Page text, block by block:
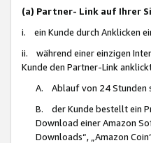
(a) Partner- Link auf Ihrer
i. ein Kunde durch Anklicken
ii. während einer einzigen
Kunde den Partner-Link
A. Ablauf von 24 Stunden
B. der Kunde bestellt ein
Download einer Amazon
Downloads“, „Amazon